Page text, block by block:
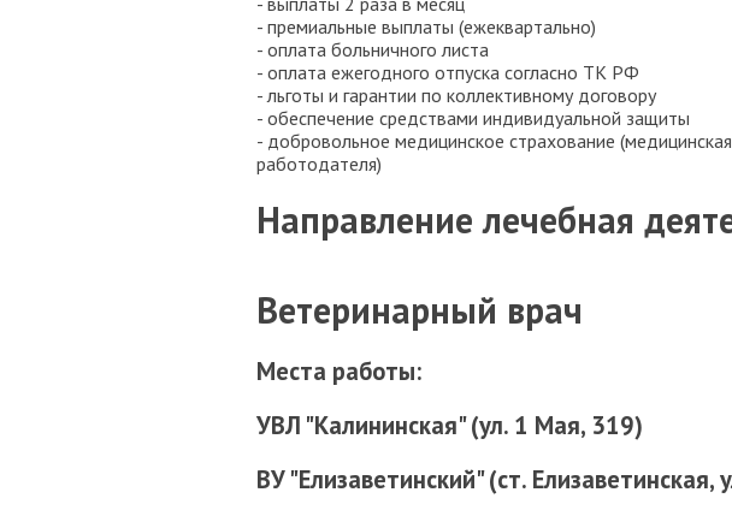
- премиальные выплаты (ежеквартально)
- оплата больничного листа
- оплата ежегодного отпуска согласно ТК РФ
- льготы и гарантии по коллективному договору
- обеспечение средствами индивидуальной защиты
- добровольное медицинское страхование
работодателя)
Направление лечебная
Ветеринарный врач
Места работы:
УВЛ "Калининская" (ул. 1 Мая, 319)
ВУ "Елизаветинский"(ст. Елизаветинская,